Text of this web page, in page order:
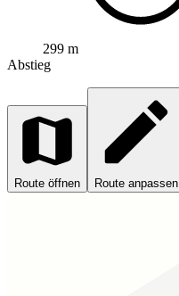
299 m
Abstieg
Route öffnen Route anpassen